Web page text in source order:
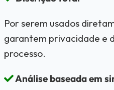
Por serem usados
garantem privacidade e
processo.
Análise baseada em